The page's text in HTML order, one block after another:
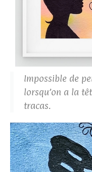
Impossible de
lorsqu’on a la
tracas.